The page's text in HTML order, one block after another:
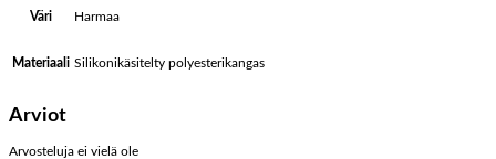
Väri Harmaa
Materiaali Silikonikäsitelty polyesterikangas
Arviot
Arvosteluja ei vielä ole